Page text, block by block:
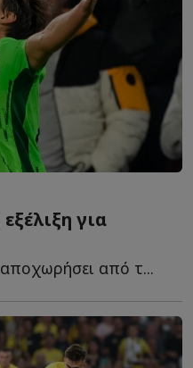
για
από τ...